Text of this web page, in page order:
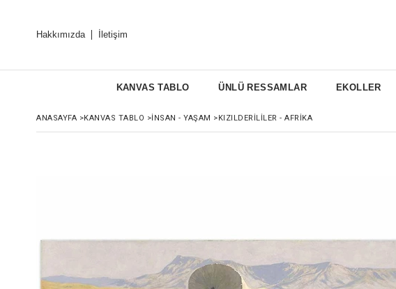
Hakkımızda İletişim
KANVAS TABLO ÜNLÜ RESSAMLAR EKOLLER
ANASAYFA >KANVAS TABLO >İNSAN - YAŞAM >KIZILDERILILER - AFRIKA